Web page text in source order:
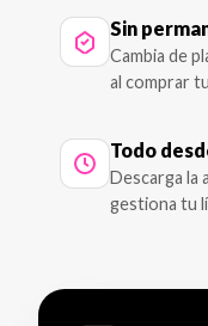
Sin
Cambia de
al comprar
Todo
Descarga la
gestiona tu